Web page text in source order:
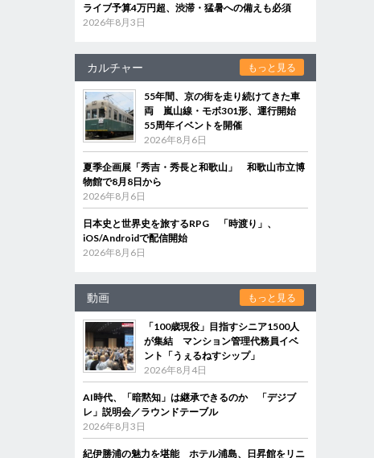
ライブ予算4万円超、渋滞・猛暑への備えも必須
2026年8月3日
カルチャー もっと見る
55年間、京の街を走り続けてきた車
両 嵐山線・モボ301形、運行開始
55周年イベントを開催
2026年8月6日
夏季企画展「秀吉・秀長と和歌山」 和歌山市立博
物館で8月8日から
2026年8月6日
日本史と世界史を旅するRPG 「時渡り」、
iOS/Androidで配信開始
2026年8月6日
動画 もっと見る
「100歳現役」目指すシニア1500人
が集結 マンション管理代務員イベ
ント「うぇるねすシップ」
2026年8月4日
AI時代、「暗黙知」は継承できるのか 「デジブ
レ」説明会／ラウンドテーブル
2026年8月3日
紀伊勝浦の魅力を堪能 ホテル浦島、日昇館をリニ